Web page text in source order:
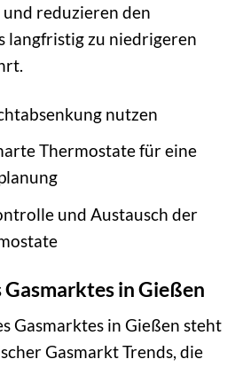
reduzieren den
langfristig zu niedrigeren
nutzen
Thermostate für eine
und Austausch der
in Gießen
Gasmarktes in Gießen steht
Gasmarkt Trends, die